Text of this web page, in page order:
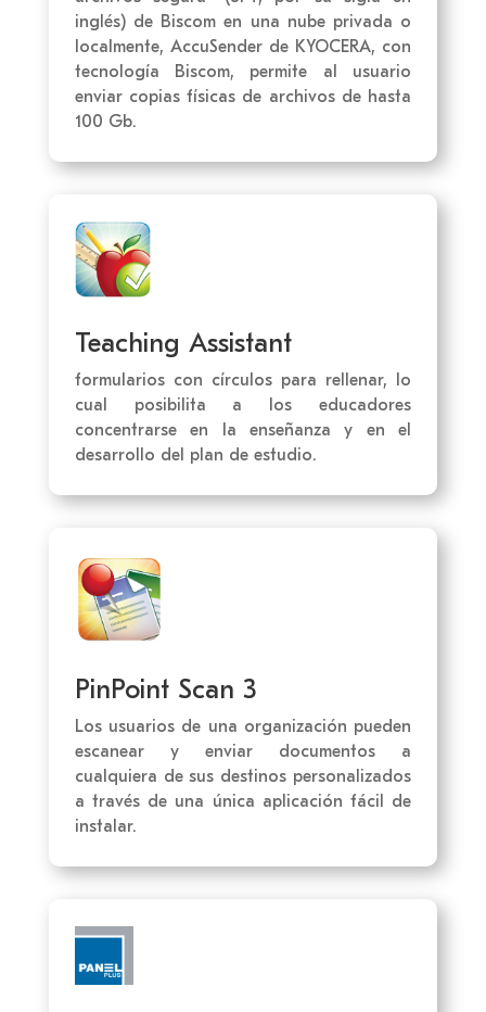
inglés) de Biscom en una nube privada o
localmente, AccuSender de KYOCERA, con
tecnología Biscom, permite al usuario
enviar copias físicas de archivos de hasta
100 Gb.
Teaching Assistant
formularios con círculos para rellenar, lo
cual posibilita a los educadores
concentrarse en la enseñanza y en el
desarrollo del plan de estudio.
PinPoint Scan 3
Los usuarios de una organización pueden
escanear y enviar documentos a
cualquiera de sus destinos personalizados
a través de una única aplicación fácil de
instalar.